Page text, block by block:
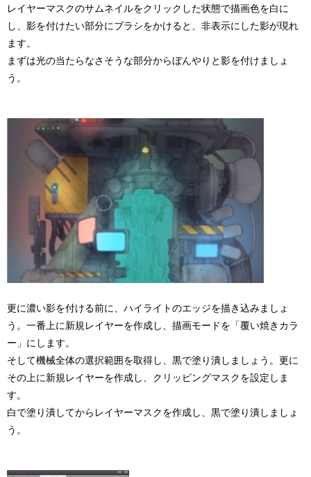
レイヤーマスクのサムネイルをクリックした状態で描画色を白に
し、影を付けたい部分にブラシをかけると、非表示にした影が現れ
ます。
まずは光の当たらなさそうな部分からぼんやりと影を付けましょ
う。
更に濃い影を付ける前に、ハイライトのエッジを描き込みましょ
う。一番上に新規レイヤーを作成し、描画モードを「覆い焼きカラ
ー」にします。
そして機械全体の選択範囲を取得し、黒で塗り潰しましょう。更に
その上に新規レイヤーを作成し、クリッピングマスクを設定しま
す。
白で塗り潰してからレイヤーマスクを作成し、黒で塗り潰しましょ
う。